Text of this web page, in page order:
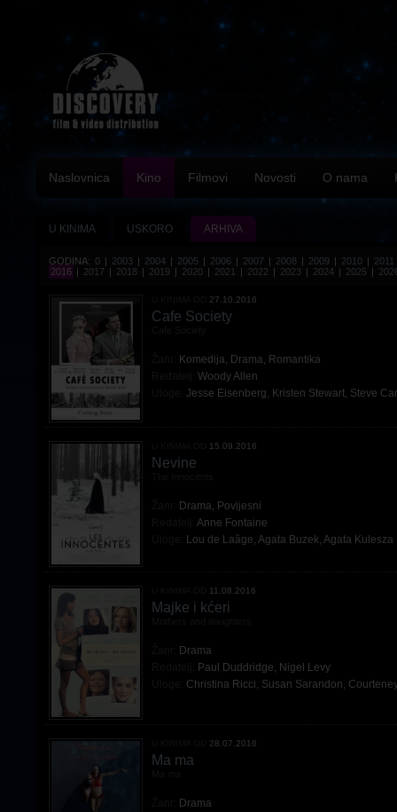
Naslovnica Kino Filmovi Novosti O nama
U KINIMA USKORO ARHIVA
GODINA: 0 | 2003 | 2004 | 2005 | 2006 | 2007 | 2008 | 2009 | 2010 | 2011
2016 | 2017 | 2018 | 2019 | 2020 | 2021 | 2022 | 2023 | 2024 | 2025 |
27.10.2016
Cafe Society
Komedija, Drama, Romantika
Woody Allen
Jesse Eisenberg, Kristen Stewart, Steve
15.09.2016
Nevine
Drama, Povijesni
Anne Fontaine
Lou de Laâge, Agata Buzek, Agata Kulesza
11.08.2016
Majke i kćeri
Drama
Paul Duddridge, Nigel Levy
Christina Ricci, Susan Sarandon,
28.07.2016
Ma ma
Drama